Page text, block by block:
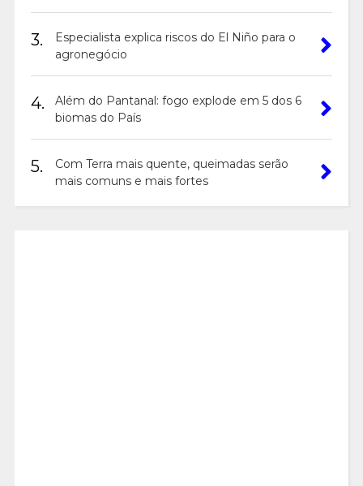
3.
Especialista explica riscos do El Niño para o
agronegócio
4.
Além do Pantanal: fogo explode em 5 dos 6
biomas do País
5.
Com Terra mais quente, queimadas serão
mais comuns e mais fortes